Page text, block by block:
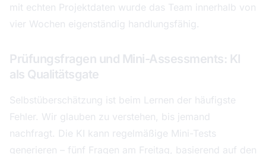
mit echten Projektdaten wurde das Team innerhalb von
vier Wochen eigenständig handlungsfähig.
Prüfungsfragen und Mini-Assessments: KI
als Qualitätsgate
Selbstüberschätzung ist beim Lernen der häufigste
Fehler. Wir glauben zu verstehen, bis jemand
nachfragt. Die KI kann regelmäßige Mini-Tests
generieren – fünf Fragen am Freitag, basierend auf den